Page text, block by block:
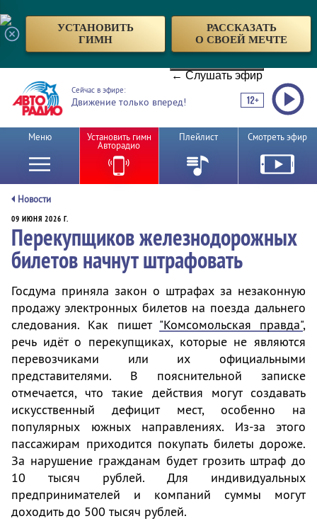
УСТАНОВИТЬ
ГИМН
РАССКАЗАТЬ
О СВОЕЙ МЕЧТЕ
← Слушать эфир
Сейчас в эфире:
Движение только вперед!
Меню Установить гимн
Авторадио
Плейлист Смотреть эфир
Новости
09 ИЮНЯ 2026 Г.
Перекупщиков железнодорожных
билетов начнут штрафовать
Госдума приняла закон о штрафах за незаконную
продажу электронных билетов на поезда дальнего
следования. Как пишет "Комсомольская правда",
речь идёт о перекупщиках, которые не являются
перевозчиками или их официальными
представителями. В пояснительной записке
отмечается, что такие действия могут создавать
искусственный дефицит мест, особенно на
популярных южных направлениях. Из-за этого
пассажирам приходится покупать билеты дороже.
За нарушение гражданам будет грозить штраф до
10 тысяч рублей. Для индивидуальных
предпринимателей и компаний суммы могут
доходить до 500 тысяч рублей.